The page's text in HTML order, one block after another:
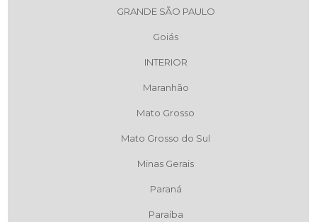
GRANDE SÃO PAULO
Goiás
INTERIOR
Maranhão
Mato Grosso
Mato Grosso do Sul
Minas Gerais
Paraná
Paraíba